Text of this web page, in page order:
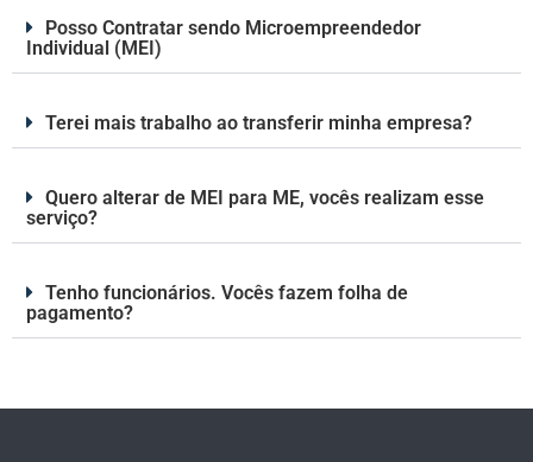
Posso Contratar sendo Microempreendedor
Individual (MEI)
Terei mais trabalho ao transferir minha empresa?
Quero alterar de MEI para ME, vocês realizam esse
serviço?
Tenho funcionários. Vocês fazem folha de
pagamento?